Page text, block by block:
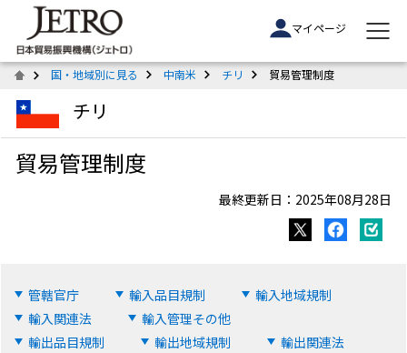
マイページ
国・地域別に見る 中南米 チリ 貿易管理制度
チリ
貿易管理制度
最終更新日：2025年08月28日
管轄官庁 輸入品目規制
輸入地域規制
輸入関連法
輸入管理その他
輸出品目規制
輸出地域規制
輸出関連法